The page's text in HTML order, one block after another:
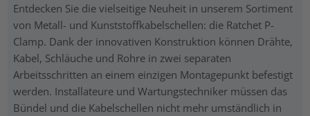
Entdecken Sie die vielseitige Neuheit in unserem Sortiment
von Metall- und Kunststoffkabelschellen: die Ratchet P-
Clamp. Dank der innovativen Konstruktion können Drähte,
Kabel, Schläuche und Rohre in zwei separaten
Arbeitsschritten an einem einzigen Montagepunkt befestigt
werden. Installateure und Wartungstechniker müssen das
Bündel und die Kabelschellen nicht mehr umständlich in